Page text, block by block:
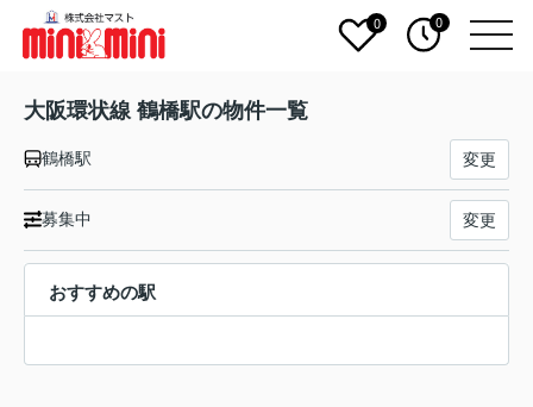
0 0
大阪環状線 鶴橋駅の物件一覧
鶴橋駅 変更
募集中 変更
おすすめの駅